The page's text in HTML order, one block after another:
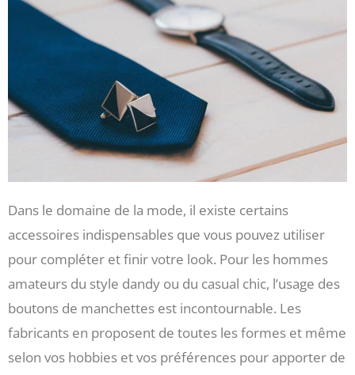
Dans le domaine de la mode, il existe certains
accessoires indispensables que vous pouvez utiliser
pour compléter et finir votre look. Pour les hommes
amateurs du style dandy ou du casual chic, l’usage des
boutons de manchettes est incontournable. Les
fabricants en proposent de toutes les formes et même
selon vos hobbies et vos préférences pour apporter de